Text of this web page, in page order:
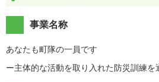
事業名称
あなたも町隊の一員です
ー主体的な活動を取り入れた防災訓練を